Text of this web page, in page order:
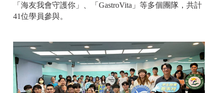
「海友我會守護你」、「GastroVita」等多個團隊，共計
41位學員參與。